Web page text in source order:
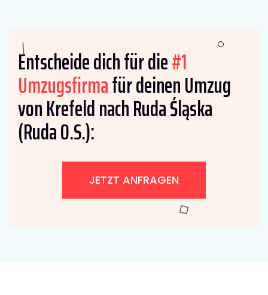
Entscheide dich für die#1
Umzugsfirmafür deinen Umzug
von Krefeld nach Ruda Śląska
(Ruda O.S.):
JETZT ANFRAGEN